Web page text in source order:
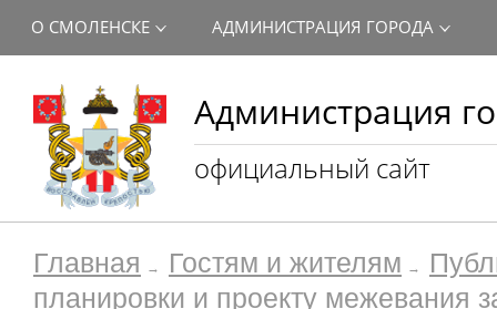
Администрация
официальный сайт
О СМОЛЕНСКЕ АДМИНИСТРАЦИЯ ГОРОДА
Главная Гостям и жителям
планировки и проекту межевания